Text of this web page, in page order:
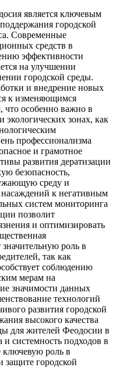
является ключевым
городской
Современные
средств в
эффективности
на улучшении
городской среды.
и внедрение новых
к изменяющимся
особенно важно в
зонах, как
профессионализма
и грамотное
развития дератизации
безопасность,
среду и
к негативным
систем мониторинга
позволит
и оптимизировать
роль в
так как
соблюдению
мерам на
значимости данных
технологий
развития городской
высокого качества
для жителей Феодосии в
системность подходов в
ключевую роль в
защите городской